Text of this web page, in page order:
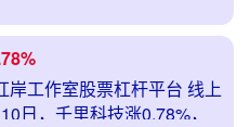
一个例子。 截至7月9日，
岸工作室股票杠杆平台 线上
日，千里科技涨0.78%，